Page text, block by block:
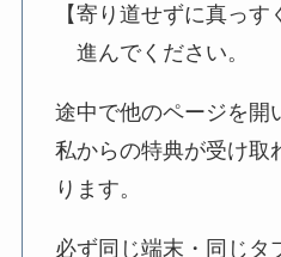
【寄り道せずに真っ
進んでください。
途中で他のページを開
私からの特典が受け取
ります。
必ず同じ端末・同じタ